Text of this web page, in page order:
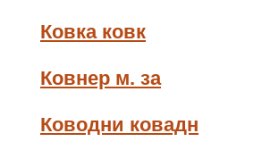
Ковка ковк
Ковнер м. за
Ководни ковадн